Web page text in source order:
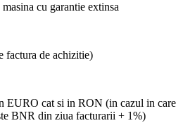
cu garantie extinsa
factura de achizitie)
EURO cat si in RON (in cazul in care
BNR din ziua facturarii + 1%)